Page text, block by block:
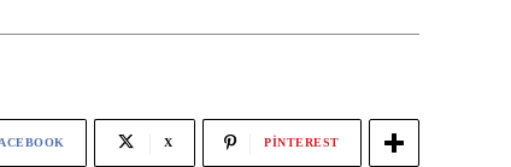
X PINTEREST